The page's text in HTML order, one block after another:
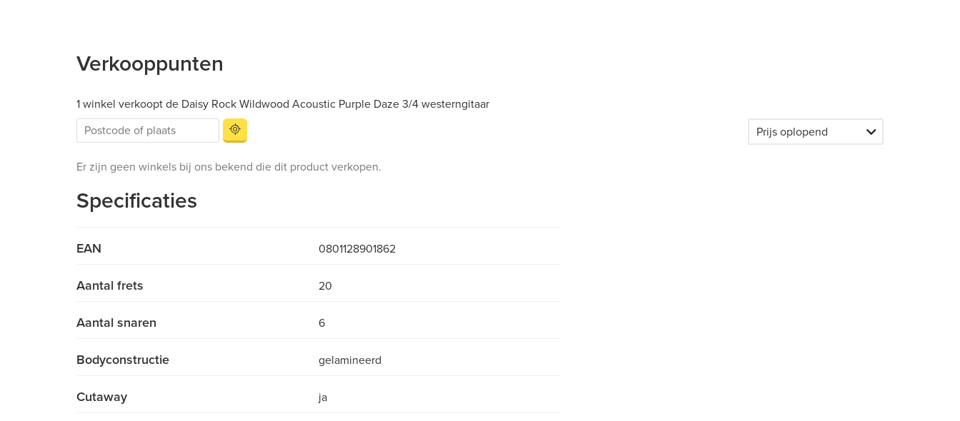
Verkooppunten
1 winkel verkoopt de Daisy Rock Wildwood Acoustic Purple Daze 3/4 westerngitaar
Er zijn geen winkels bij ons bekend die dit product verkopen.
Specificaties
EAN 0801128901862
Aantal frets 20
Aantal snaren 6
Bodyconstructie gelamineerd
Cutaway ja